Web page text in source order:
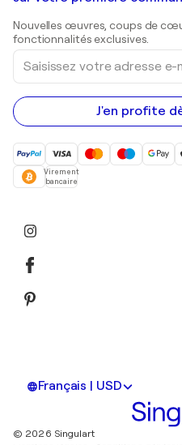
Peintures acryliques
Nouvelles œuvres, coups de
fonctionnalités exclusives.
Saisissez
votre
adresse
e-
mail
J'en profite
Virement
bancaire
Français | USD
© 2026 Singulart